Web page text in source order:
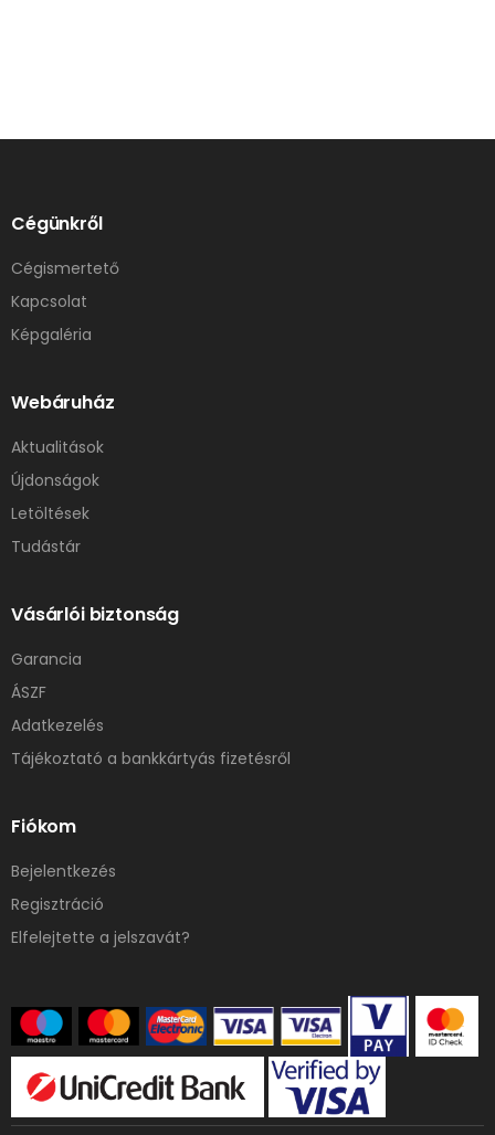
Cégünkről
Cégismertető
Kapcsolat
Képgaléria
Webáruház
Aktualitások
Újdonságok
Letöltések
Tudástár
Vásárlói biztonság
Garancia
ÁSZF
Adatkezelés
Tájékoztató a bankkártyás fizetésről
Fiókom
Bejelentkezés
Regisztráció
Elfelejtette a jelszavát?